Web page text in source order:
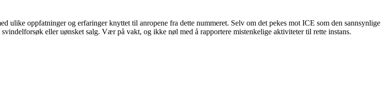
ulike oppfatninger og erfaringer knyttet til anropene fra dette nummeret. Selv om det pekes mot ICE som den sannsynlige
eller uønsket salg. Vær på vakt, og ikke nøl med å rapportere mistenkelige aktiviteter til rette instans.